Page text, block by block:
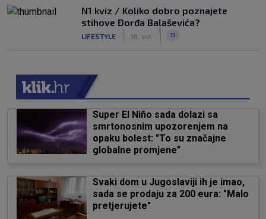
N1 kviz / Koliko dobro poznajete
stihove Đorđa Balaševića?
LIFESTYLE 18. svi. 11
Super El Niño sada dolazi sa
smrtonosnim upozorenjem na
opaku bolest: "To su značajne
globalne promjene"
Svaki dom u Jugoslaviji ih je imao,
sada se prodaju za 200 eura: "Malo
pretjerujete"